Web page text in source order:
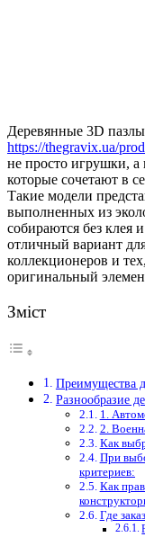
Деревянные 3D пазлы
https://thegravix.ua/
не просто игрушки, а
которые сочетают в
Такие модели
выполненных из
собираются без клея
отличный вариант
коллекционеров и
оригинальный
Зміст
Преимущества
Разнообразие
1.
2.
Как
При
критериев:
Как
Где